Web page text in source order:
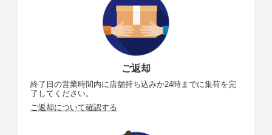
ご返却
終了日の営業時間内に店舗持ち込みか24時までに集荷を完
了してください。
ご返却について確認する